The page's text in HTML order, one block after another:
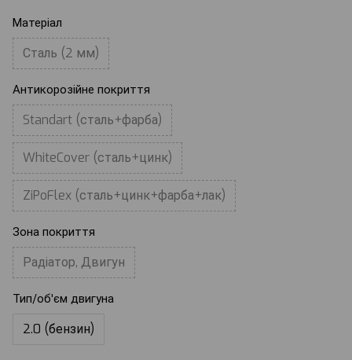
Матеріал
Сталь (2 мм)
Антикорозійне покриття
Standart (сталь+фарба)
WhiteCover (сталь+цинк)
ZiPoFlex (сталь+цинк+фарба+лак)
Зона покриття
Радіатор, Двигун
Тип/об'єм двигуна
2.0 (бензин)